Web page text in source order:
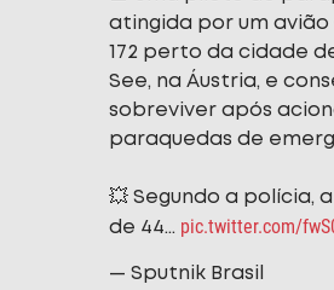
atingida por um avião
172 perto da cidade
See, na Áustria, e
sobreviver após
paraquedas de
💥 Segundo a polícia,
de 44… pic.twitter.com/
— Sputnik Brasil